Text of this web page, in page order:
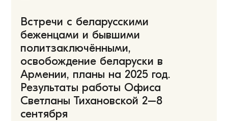
Встречи с беларусскими
беженцами и бывшими
политзаключёнными,
освобождение беларуски в
Армении, планы на 2025 год.
Результаты работы Офиса
Светланы Тихановской 2–8
сентября